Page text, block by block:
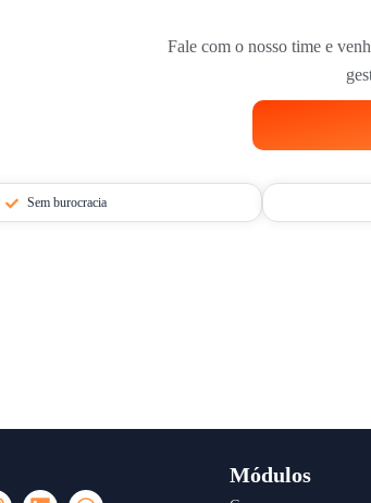
Fale com o nosso time e
Sem burocracia
Módulos